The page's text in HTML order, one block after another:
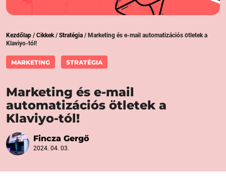
Kezdőlap /Cikkek/Stratégia / Marketing és e-mail automatizációs ötletek a
Klaviyo-tól!
MARKETING STRATÉGIA
Marketing és e-mail
automatizációs ötletek a
Klaviyo-tól!
Fincza Gergő
2024. 04. 03.